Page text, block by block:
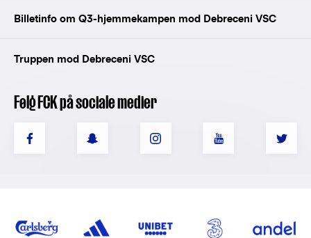
Billetinfo om Q3-hjemmekampen mod Debreceni VSC
Truppen mod Debreceni VSC
Følg FCK på sociale medier